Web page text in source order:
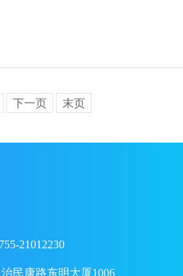
下一页 末页
21012230
民康路东明大厦1006